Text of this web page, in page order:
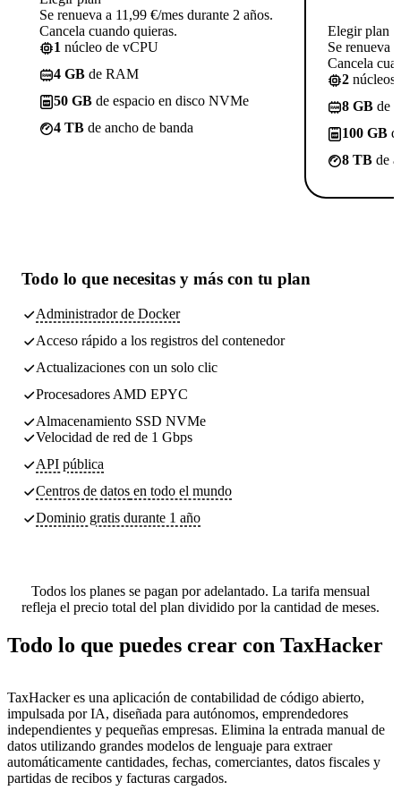
Se renueva a 11,99 €/mes durante 2 años.
Cancela cuando quieras.
1 núcleo de vCPU
4 GB de RAM
50 GB de espacio en disco NVMe
4 TB de ancho de banda
Elegir plan
Se renueva
Cancela
2 núcleos
8 GB de
100 GB
8 TB de
Todo lo que necesitas y más con tu plan
Administrador de Docker
Acceso rápido a los registros del contenedor
Actualizaciones con un solo clic
Procesadores AMD EPYC
Almacenamiento SSD NVMe
Velocidad de red de 1 Gbps
API pública
Centros de datos en todo el mundo
Dominio gratis durante 1 año
Todos los planes se pagan por adelantado. La tarifa mensual
refleja el precio total del plan dividido por la cantidad de meses.
Todo lo que puedes crear con TaxHacker
TaxHacker es una aplicación de contabilidad de código abierto,
impulsada por IA, diseñada para autónomos, emprendedores
independientes y pequeñas empresas. Elimina la entrada manual de
datos utilizando grandes modelos de lenguaje para extraer
automáticamente cantidades, fechas, comerciantes, datos fiscales y
partidas de recibos y facturas cargados.